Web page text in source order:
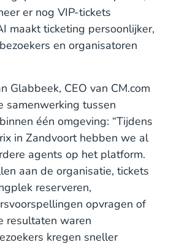
er nog VIP-tickets
maakt ticketing persoonlijker,
en organisatoren
Glabbeek, CEO van CM.com
samenwerking tussen
één omgeving: “Tijdens
in Zandvoort hebben we al
agents op het platform.
aan de organisatie, tickets
reserveren,
opvragen of
resultaten waren
kregen sneller